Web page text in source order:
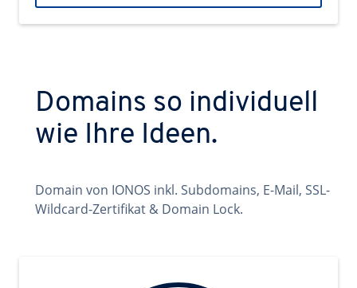
Domains so individuell
wie Ihre Ideen.
Domain von IONOS inkl. Subdomains, E-Mail, SSL-
Wildcard-Zertifikat & Domain Lock.